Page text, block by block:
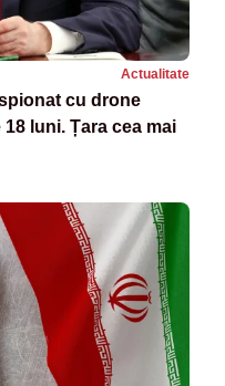
Actualitate
cu drone
luni. Țara cea mai